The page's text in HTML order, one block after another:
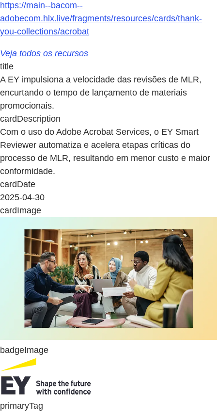
https://main--bacom--
adobecom.hlx.live/fragments/resources/cards/thank-
you-collections/acrobat
Veja todos os recursos
title
A EY impulsiona a velocidade das revisões de MLR,
encurtando o tempo de lançamento de materiais
promocionais.
cardDescription
Com o uso do Adobe Acrobat Services, o EY Smart
Reviewer automatiza e acelera etapas críticas do
processo de MLR, resultando em menor custo e maior
conformidade.
cardDate
2025-04-30
cardImage
badgeImage
primaryTag